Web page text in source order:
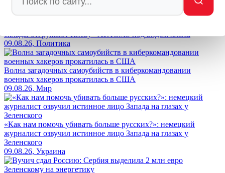
склады отгружают Киеву «ATACMS под видом хлама
09.08.26, Политика
Волна загадочных самоубийств в киберкомандовании
военных хакеров прокатилась в США
09.08.26, Мир
«Как нам помочь убивать больше русских?»: немецкий
журналист озвучил истинное лицо Запада на глазах у
Зеленского
09.08.26, Украина